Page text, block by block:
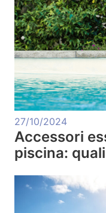
27/10/2024
Accessori
piscina: